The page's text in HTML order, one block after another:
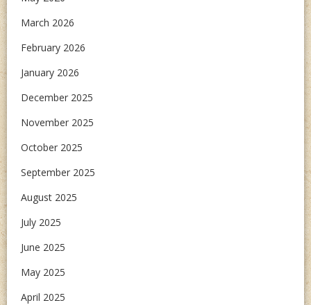
March 2026
February 2026
January 2026
December 2025
November 2025
October 2025
September 2025
August 2025
July 2025
June 2025
May 2025
April 2025